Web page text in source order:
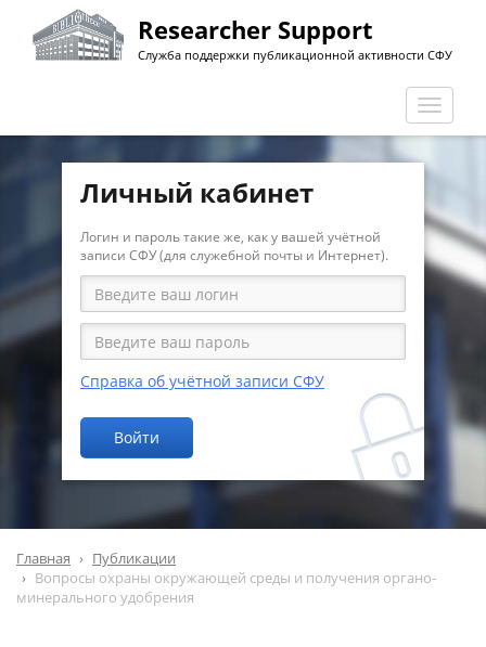
Перейти
основному
Researcher Support
Служба поддержки публикационной активности СФУ
Личный кабинет
Логин и пароль такие же, как у вашей учётной
записи СФУ (для служебной почты и Интернет).
Справка об учётной записи СФУ
Войти
Главная
Публикации
Вопросы охраны окружающей среды и получения органо-
минерального удобрения